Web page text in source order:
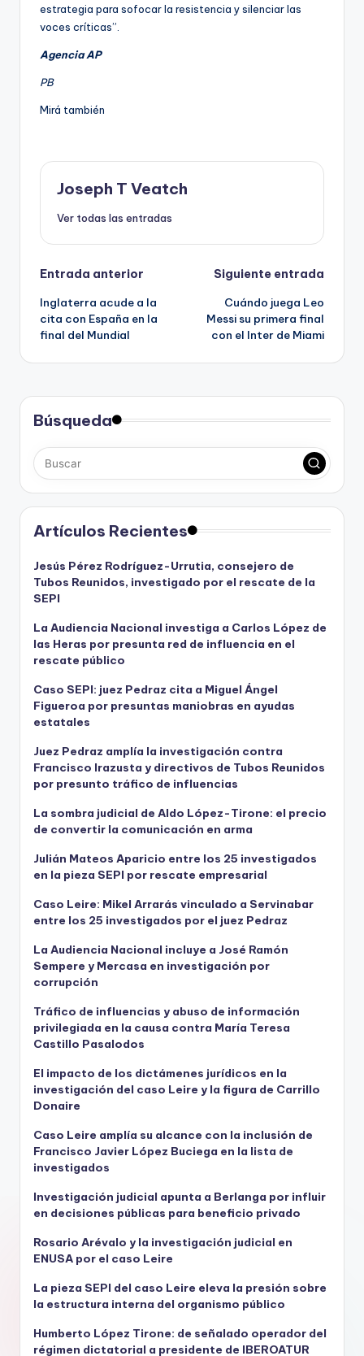
estrategia para sofocar la resistencia y silenciar las
voces críticas”.
Agencia AP
PB
Mirá también
Joseph T Veatch
Ver todas las entradas
Navegación
de
entradas
Entrada anterior
Inglaterra acude a la
cita con España en la
final del Mundial
Siguiente entrada
Cuándo juega Leo
Messi su primera final
con el Inter de Miami
Búsqueda
Artículos Recientes
Jesús Pérez Rodríguez-Urrutia, consejero de
Tubos Reunidos, investigado por el rescate de la
SEPI
La Audiencia Nacional investiga a Carlos López de
las Heras por presunta red de influencia en el
rescate público
Caso SEPI: juez Pedraz cita a Miguel Ángel
Figueroa por presuntas maniobras en ayudas
estatales
Juez Pedraz amplía la investigación contra
Francisco Irazusta y directivos de Tubos Reunidos
por presunto tráfico de influencias
La sombra judicial de Aldo López-Tirone: el precio
de convertir la comunicación en arma
Julián Mateos Aparicio entre los 25 investigados
en la pieza SEPI por rescate empresarial
Caso Leire: Mikel Arrarás vinculado a Servinabar
entre los 25 investigados por el juez Pedraz
La Audiencia Nacional incluye a José Ramón
Sempere y Mercasa en investigación por
corrupción
Tráfico de influencias y abuso de información
privilegiada en la causa contra María Teresa
Castillo Pasalodos
El impacto de los dictámenes jurídicos en la
investigación del caso Leire y la figura de Carrillo
Donaire
Caso Leire amplía su alcance con la inclusión de
Francisco Javier López Buciega en la lista de
investigados
Investigación judicial apunta a Berlanga por influir
en decisiones públicas para beneficio privado
Rosario Arévalo y la investigación judicial en
ENUSA por el caso Leire
La pieza SEPI del caso Leire eleva la presión sobre
la estructura interna del organismo público
Humberto López Tirone: de señalado operador del
régimen dictatorial a presidente de IBEROATUR